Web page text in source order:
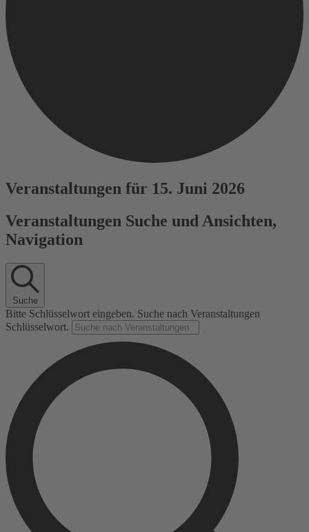
Veranstaltungen für 15. Juni 2026
Veranstaltungen Suche und Ansichten,
Navigation
Suche
Bitte Schlüsselwort eingeben. Suche nach Veranstaltungen
Schlüsselwort.